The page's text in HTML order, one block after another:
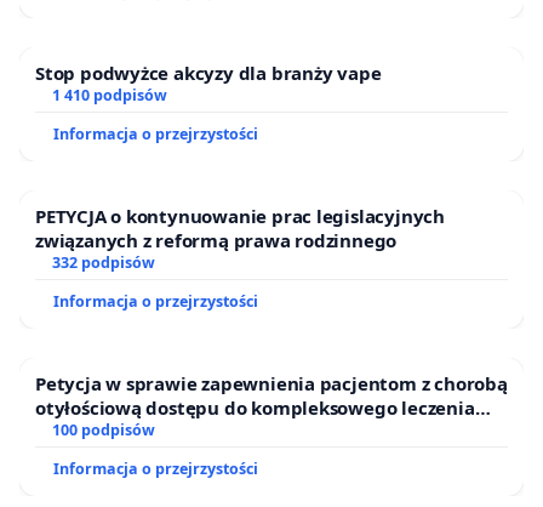
Stop podwyżce akcyzy dla branży vape
1 410 podpisów
Informacja o przejrzystości
PETYCJA o kontynuowanie prac legislacyjnych
związanych z reformą prawa rodzinnego
332 podpisów
Informacja o przejrzystości
Petycja w sprawie zapewnienia pacjentom z chorobą
otyłościową dostępu do kompleksowego leczenia
oraz programów profilaktycznych.
100 podpisów
Informacja o przejrzystości